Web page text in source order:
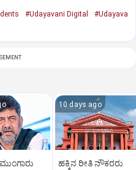
#Udayavani Digital
#Udayava
10 days ago
ಹಕ್ಕಿನ ರೀತಿ ನೌಕರರು